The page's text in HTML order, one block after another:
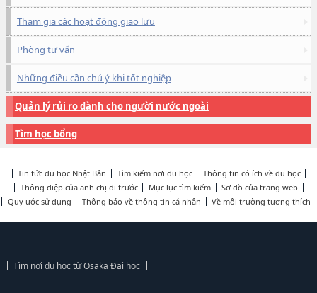
Tham gia các hoạt động giao lưu
Phòng tư vấn
Những điều cần chú ý khi tốt nghiệp
Quản lý rủi ro dành cho người nước ngoài
Tìm học bổng
Tin tức du học Nhật Bản Tìm kiếm nơi du học
Thông tin có ích về du học
Thông điệp của anh chị đi trước
Mục lục tìm kiếm
Sơ đồ của trang web
Quy ước sử dụng
Thông báo về thông tin cá nhân Về môi trường tương thích
Tìm nơi du học từ Osaka Đại học